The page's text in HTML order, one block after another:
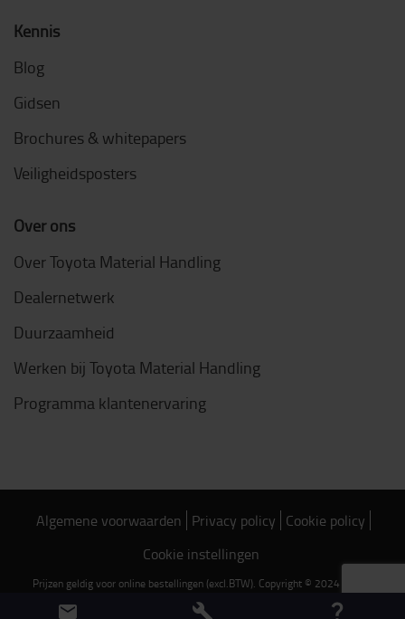
Kennis
Blog
Gidsen
Brochures & whitepapers
Veiligheidsposters
Over ons
Over Toyota Material Handling
Dealernetwerk
Duurzaamheid
Werken bij Toyota Material Handling
Programma klantenervaring
Algemene voorwaarden Privacy policy Cookie policy
Cookie instellingen
Prijzen geldig voor online bestellingen (excl.BTW). Copyright © 2024 Toyota
Material Handling Belgium NV/SA